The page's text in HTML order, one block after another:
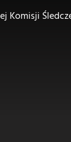
Komisji